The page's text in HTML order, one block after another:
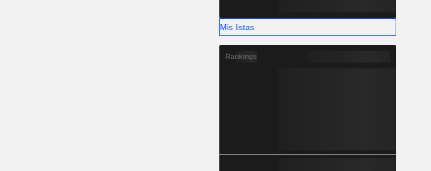
Mis listas
Rankings